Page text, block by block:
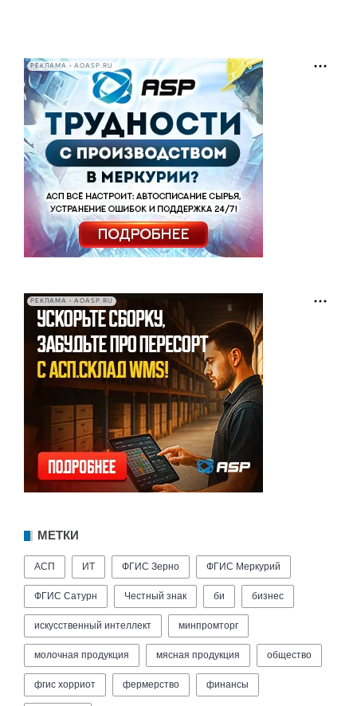
РЕКЛАМА • AOASP.RU
РЕКЛАМА • AOASP.RU
МЕТКИ
АСП ИТ ФГИС Зерно ФГИС Меркурий
ФГИС Сатурн Честный знак би бизнес
искусственный интеллект минпромторг
молочная продукция мясная продукция общество
фгис хорриот фермерство финансы